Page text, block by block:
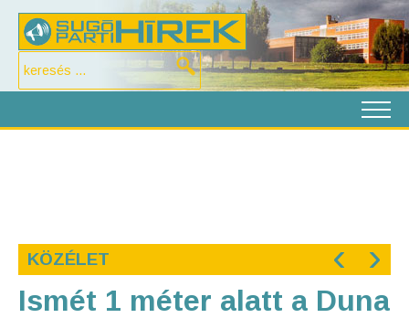
KÖZÉLET ‹ ›
Ismét 1 méter alatt a Duna